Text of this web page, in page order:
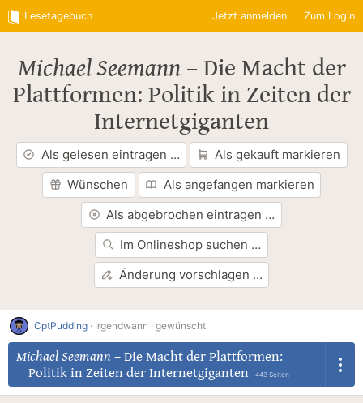
Lesetagebuch Jetzt anmelden Zum Login
Michael Seemann– Die Macht der
Plattformen: Politik in Zeiten der
Internetgiganten
Als gelesen eintragen …
Als gekauft markieren
Wünschen
Als angefangen markieren
Als abgebrochen eintragen …
Im Onlineshop suchen …
Änderung vorschlagen …
CptPudding · Irgendwann · gewünscht
Michael Seemann – Die Macht der Plattformen:
Politik in Zeiten der Internetgiganten
443 Seiten